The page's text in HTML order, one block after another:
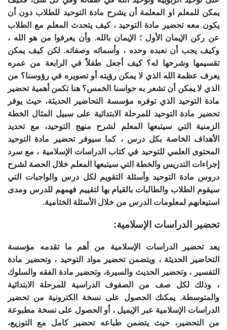
يمكن للمعلم او المعلمة أن يشرح مادة التوحيد للطلاب دون أن
يكون معه تحضير مادة التوحيد ، كيف يتحدث المعلم مع الطلاب
عن ركن الإيمان الأول ؛ الإيمان بالله. وأن يعرفوا من هو الله ،
وكيف يجب أن نعبده وحده ، وأسمائه وصفاته. لكن كيف يمكن
تقسيمها وشرحها له؟ كيف أجعل طفلاً في الرابعة من عمره
يعرف عظمة الله الذي لا يمكن رؤيته أو تصويره في رؤوسنا؟ من
الذي لا يمكن أن تشعر به حواسنا الخمس؟ هنا تكمن أهمية تحضير
مادة التوحيد الذي توفره مؤسسة التحاضير الحديثة، حيث يوفر
تحضير مادة التوحيد للمرحلة الابتدائية على سبيل المثال الخطة
الزمنية التي سيتبعها المعلم لشرح منهج التوحيد، مع تحديد
الأهداف الخاصة بكل درس ، كما سيوفر تحضير مادة التوحيد
المحتوى العلمي للتوحيد في كتاب الدراسات الإسلامية ، مع سرد
إجراءات التدريس والخطة التي سيتبعها المعلم خلال الحصة لشرح
دروس مادة التوحيد وأسئلة التقويم لكل درس والواجبات التي
سيقوم الطلاب والطالبات بالقيام بها لتقييم فهمهم للدرس ومدى
استيعابهم لمعلومات الدرس من خلال الأسئلة الختامية.
تحضير الدراسات الإسلامية:
يعد تحضير الدراسات الإسلامية من أهم ما تقدمه مؤسسة
التحاضير الحديثة ، ويتضمن تحضير مواد التوحيد ، وتحضير مادة
التفسير ، وتحضير الحديث والسيرة، وتحضير مادة الفقه والسلوك
، وذلك لكل صف من الصفوف الدراسية للمرحلة الابتدائية
والمتوسطة. يمكنك الحصول على نسخة الكترونية من تحضير
الدراسات الإسلامية عبر الإيميل ، أو الحصول على نسخة مطبوعة
من التحضير، حيث يتضمن طباعه تحضير كامل مع التوزيع،